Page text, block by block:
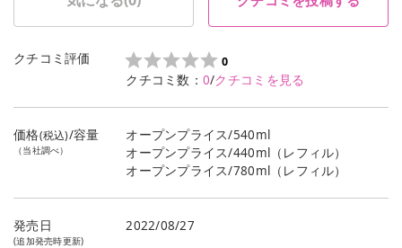
クチコミ評価 0
クチコミ数： 0/クチコミを見る
価格(税込)/容量
（当社調べ）
オープンプライス/540ml
オープンプライス/440ml（レフィル）
オープンプライス/780ml（レフィル）
発売日
(追加発売時更新)
2022/08/27